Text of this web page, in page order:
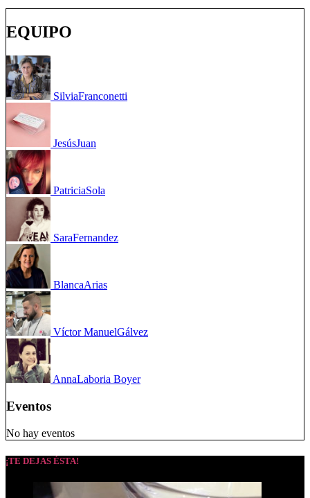
EQUIPO
SilviaFranconetti
JesúsJuan
PatriciaSola
SaraFernandez
BlancaArias
Víctor ManuelGálvez
AnnaLaboria Boyer
Eventos
No hay eventos
¡TE DEJAS ÉSTA!